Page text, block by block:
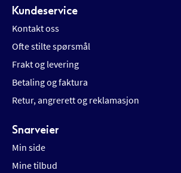
Kundeservice
Kontakt oss
Ofte stilte spørsmål
Frakt og levering
Betaling og faktura
Retur, angrerett og reklamasjon
Snarveier
Min side
Mine tilbud